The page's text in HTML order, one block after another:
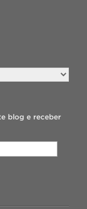
blog e receber